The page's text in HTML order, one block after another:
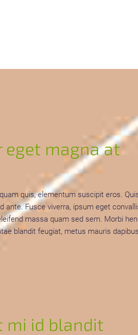
eget magna at
quis, elementum suscipit eros.
ante. Fusce viverra, ipsum eget
massa quam sed sem. Morbi
blandit feugiat, metus mauris
mi id blandit